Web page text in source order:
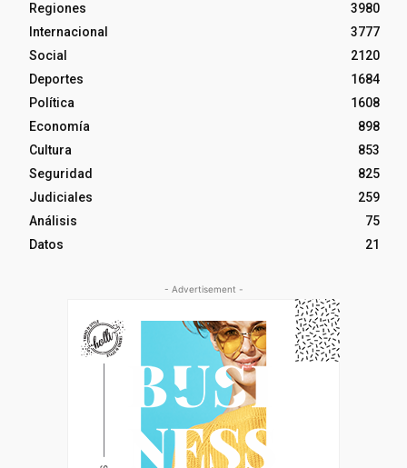
Regiones
3980
Internacional
3777
Social
2120
Deportes
1684
Política
1608
Economía
898
Cultura
853
Seguridad
825
Judiciales
259
Análisis
75
Datos
21
- Advertisement -